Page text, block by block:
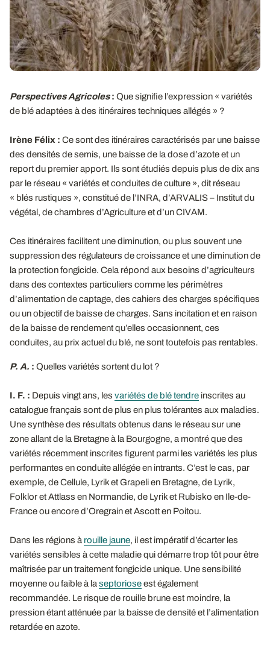
Perspectives Agricoles: Que signifie l’expression « variétés
de blé adaptées à des itinéraires techniques allégés » ?
Irène Félix : Ce sont des itinéraires caractérisés par une baisse
des densités de semis, une baisse de la dose d’azote et un
report du premier apport. Ils sont étudiés depuis plus de dix ans
par le réseau « variétés et conduites de culture », dit réseau
« blés rustiques », constitué de l’INRA, d’ARVALIS – Institut du
végétal, de chambres d’Agriculture et d’un CIVAM.
Ces itinéraires facilitent une diminution, ou plus souvent une
suppression des régulateurs de croissance et une diminution de
la protection fongicide. Cela répond aux besoins d’agriculteurs
dans des contextes particuliers comme les périmètres
d’alimentation de captage, des cahiers des charges spécifiques
ou un objectif de baisse de charges. Sans incitation et en raison
de la baisse de rendement qu’elles occasionnent, ces
conduites, au prix actuel du blé, ne sont toutefois pas rentables.
P. A. : Quelles variétés sortent du lot ?
I. F. : Depuis vingt ans, les variétés de blé tendre inscrites au
catalogue français sont de plus en plus tolérantes aux maladies.
Une synthèse des résultats obtenus dans le réseau sur une
zone allant de la Bretagne à la Bourgogne, a montré que des
variétés récemment inscrites figurent parmi les variétés les plus
performantes en conduite allégée en intrants. C’est le cas, par
exemple, de Cellule, Lyrik et Grapeli en Bretagne, de Lyrik,
Folklor et Attlass en Normandie, de Lyrik et Rubisko en Ile-de-
France ou encore d’Oregrain et Ascott en Poitou.
Dans les régions à rouille jaune, il est impératif d’écarter les
variétés sensibles à cette maladie qui démarre trop tôt pour être
maîtrisée par un traitement fongicide unique. Une sensibilité
moyenne ou faible à la septorioseest également
recommandée. Le risque de rouille brune est moindre, la
pression étant atténuée par la baisse de densité et l’alimentation
retardée en azote.